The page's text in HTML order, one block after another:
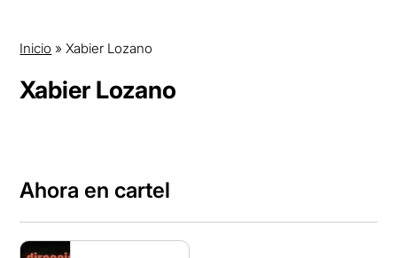
Inicio »Xabier Lozano
Xabier Lozano
Ahora en cartel